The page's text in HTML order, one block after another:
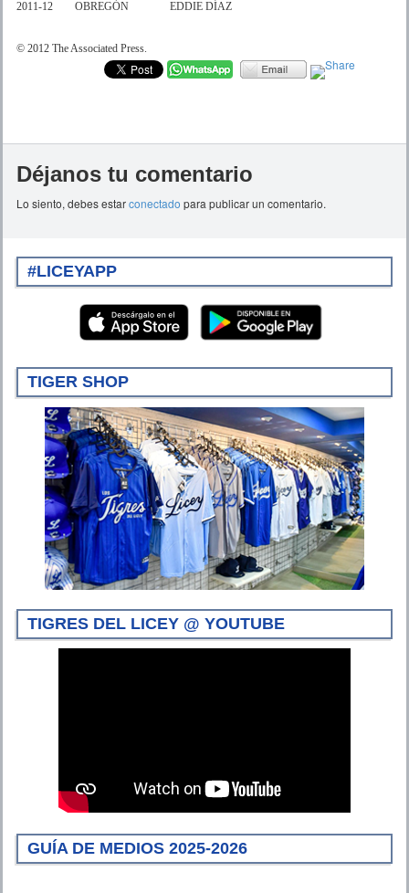
2011-12 OBREGÓN EDDIE DÍAZ
© 2012 The Associated Press.
Déjanos tu comentario
Lo siento, debes estarconectado para publicar un comentario.
#LICEYAPP
TIGER SHOP
TIGRES DEL LICEY @ YOUTUBE
GUÍA DE MEDIOS 2025-2026